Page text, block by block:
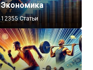
Экономика
12355 Статьи